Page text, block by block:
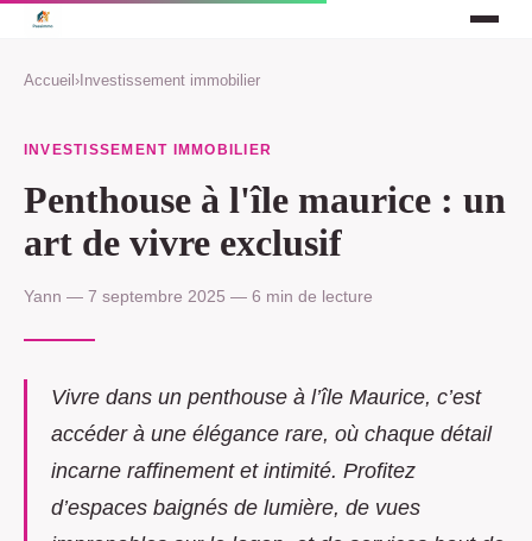
Accueil › Investissement immobilier
INVESTISSEMENT IMMOBILIER
Penthouse à l'île maurice : un
art de vivre exclusif
Yann — 7 septembre 2025 — 6 min de lecture
Vivre dans un penthouse à l’île Maurice, c’est
accéder à une élégance rare, où chaque détail
incarne raffinement et intimité. Profitez
d’espaces baignés de lumière, de vues